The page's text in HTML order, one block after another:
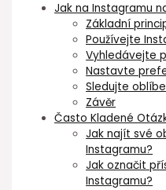
Jak na Instagramu
Základní
Používejte
Vyhledávejte
Nastavte
Sledujte
Závěr
Často Kladené
Jak najít své
Instagramu?
Jak označit
Instagramu?